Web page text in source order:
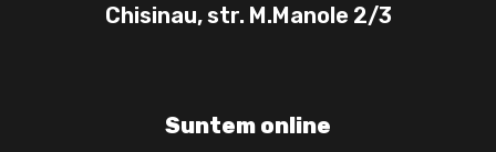
Chisinau, str. M.Manole 2/3
Suntem online